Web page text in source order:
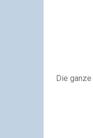
Die ganze